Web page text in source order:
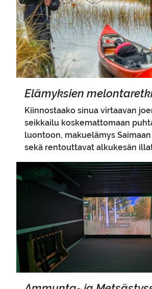
Elä­myk­sien
Kiinnostaako sinua virtaavan
seikkailu koskemattomaan
luontoon, makuelämys
sekä rentouttavat alkukesän
Pääkuva